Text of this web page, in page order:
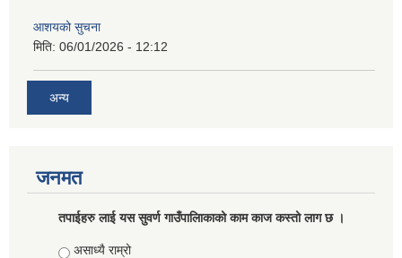
आशयको सुचना
मिति: 06/01/2026 - 12:12
अन्य
जनमत
तपाईहरु लाई यस सुवर्ण गाउँपालिाकाको काम काज कस्तो लाग छ ।
Choices
असाध्यै राम्रो